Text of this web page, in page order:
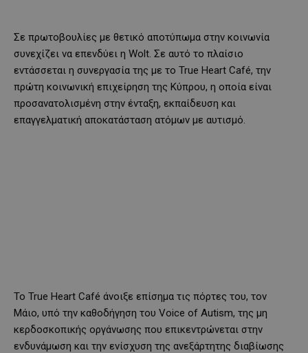
Σε πρωτοβουλίες με θετικό αποτύπωμα στην κοινωνία
συνεχίζει να επενδύει η Wolt. Σε αυτό το πλαίσιο
εντάσσεται η συνεργασία της με το True Heart Café, την
πρώτη κοινωνική επιχείρηση της Κύπρου, η οποία είναι
προσανατολισμένη στην ένταξη, εκπαίδευση και
επαγγελματική αποκατάσταση ατόμων με αυτισμό.
Το True Ηeart Café άνοιξε επίσημα τις πόρτες του, τον
Μάιο, υπό την καθοδήγηση του Voice of Autism, της μη
κερδοσκοπικής οργάνωσης που επικεντρώνεται στην
ενδυνάμωση και την ενίσχυση της ανεξάρτητης διαβίωσης